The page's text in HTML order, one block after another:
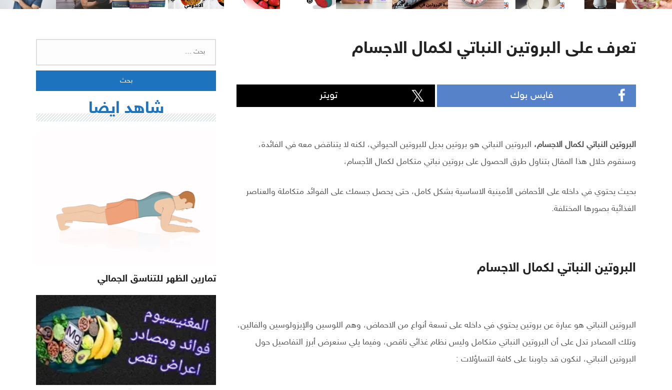
تعرف على البروتين النباتي لكمال الاجسام
فايس بوك تويتر
البروتين النباتي لكمال الاجسام، البروتين النباتي هو بروتين بديل للبروتين الحيواني، لكنه لا يتناقض معه في الفائدة،
وسنقوم خلال هذا المقال بتناول طرق الحصول على بروتين نباتي متكامل لكمال الأجسام،
بحيث يحتوي في داخله على الأحماض الأمينية الاساسية بشكل كامل، حتى يحصل جسمك على الفوائد متكاملة والعناصر
الغذائية بصورها المختلفة.
البروتين النباتي لكمال الاجسام
البروتين النباتي هو عبارة عن بروتين يحتوي في داخله على تسعة أنواع من الاحماض، وهم اللوسين والإيزولوسين والفالين،
وتلك المصادر تدل على أن البروتين النباتي متكامل وليس نظام غذائي ناقص، وفيما يلي سنعرض أبرز التفاصيل حول
البروتين النباتي، لنكون قد جاوبنا على كافة التساؤلات :
شاهد ايضا
تمارين الظهر للتناسق الجمالي